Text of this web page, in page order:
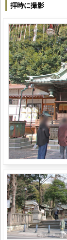
拝時に撮影